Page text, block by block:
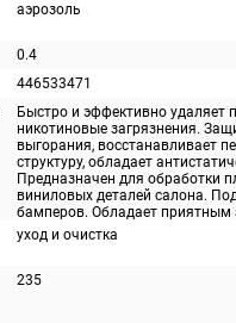
аэрозоль
0.4
446533471
Быстро и эффективно удаляет
никотиновые загрязнения.
выгорания, восстанавливает
структуру, обладает
Предназначен для обработки
виниловых деталей салона.
бамперов. Обладает приятным
уход и очистка
235